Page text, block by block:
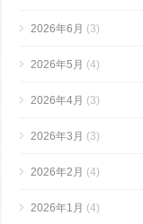
2026年6月 (3)
2026年5月 (4)
2026年4月 (3)
2026年3月 (3)
2026年2月 (4)
2026年1月 (4)